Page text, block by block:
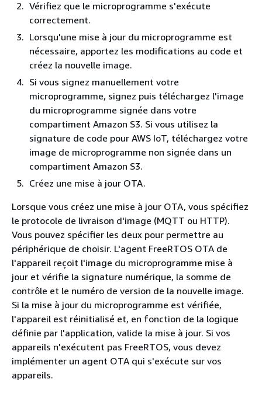
Vérifiez que le microprogramme s'exécute
correctement.
Lorsqu'une mise à jour du microprogramme est
nécessaire, apportez les modifications au code et
créez la nouvelle image.
Si vous signez manuellement votre
microprogramme, signez puis téléchargez l'image
du microprogramme signée dans votre
compartiment Amazon S3. Si vous utilisez la
signature de code pour AWS IoT, téléchargez votre
image de microprogramme non signée dans un
compartiment Amazon S3.
Créez une mise à jour OTA.
Lorsque vous créez une mise à jour OTA, vous spécifiez
le protocole de livraison d'image (MQTT ou HTTP).
Vous pouvez spécifier les deux pour permettre au
périphérique de choisir. L'agent FreeRTOS OTA de
l'appareil reçoit l'image du microprogramme mise à
jour et vérifie la signature numérique, la somme de
contrôle et le numéro de version de la nouvelle image.
Si la mise à jour du microprogramme est vérifiée,
l'appareil est réinitialisé et, en fonction de la logique
définie par l'application, valide la mise à jour. Si vos
appareils n'exécutent pas FreeRTOS, vous devez
implémenter un agent OTA qui s'exécute sur vos
appareils.